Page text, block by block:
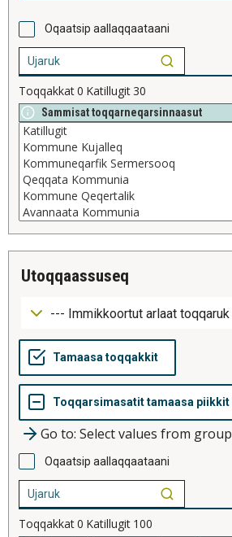
Oqaatsip aallaqqaataani
Toqqakkat0 Katillugit30
Sammisat toqqarneqarsinnaasut
utoqqaassuseq
Go to: Select values from group
Oqaatsip aallaqqaataani
Toqqakkat0 Katillugit 100